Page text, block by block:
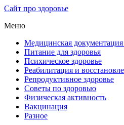
Сайт про здоровье
Меню
Медицинская документация
Питание для здоровья
Психическое здоровье
Реабилитация и
Репродуктивное здоровье
Советы по здоровью
Физическая активность
Вакцинация
Разное